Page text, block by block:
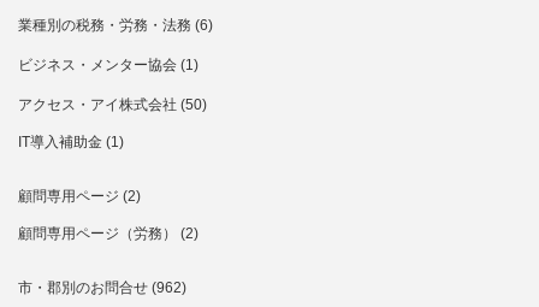
業種別の税務・労務・法務 (6)
ビジネス・メンター協会 (1)
アクセス・アイ株式会社 (50)
IT導入補助金 (1)
顧問専用ページ (2)
顧問専用ページ（労務） (2)
市・郡別のお問合せ (962)